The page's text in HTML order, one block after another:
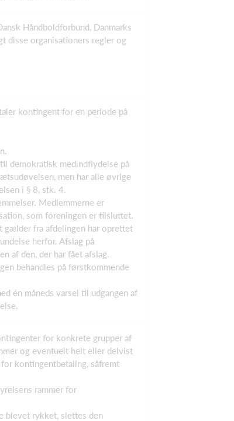
Håndboldforbund, Danmarks
disse organisationers regler og
kontingent for en periode på
demokratisk medindflydelse på
men har alle øvrige
i § 8, stk. 4.
Medlemmerne er
som foreningen er tilsluttet.
gælder fra afdelingen har oprettet
herfor. Afslag på
af den, der har fået afslag.
behandles på førstkommende
én måneds varsel til udgangen af
for konkrete grupper af
og eventuelt helt eller delvist
kontingentbetaling, såfremt
rammer for
blevet rykket, slettes den